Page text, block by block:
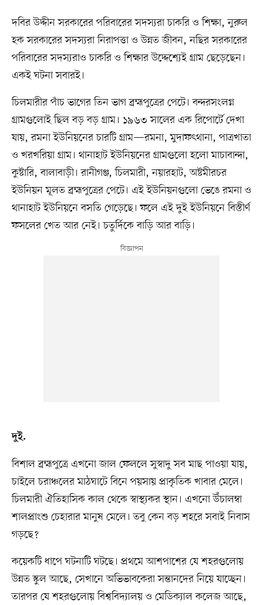
দবির উদ্দীন সরকারের পরিবারের সদস্যরা চাকরি ও শিক্ষা, নুরুল
হক সরকারের সদস্যরা নিরাপত্তা ও উন্নত জীবন, নছির সরকারের
পরিবারের সদস্যরাও চাকরি ও শিক্ষার উদ্দেশ্যেই গ্রাম ছেড়েছেন।
একই ঘটনা সবারই।
চিলমারীর পাঁচ ভাগের তিন ভাগ ব্রহ্মপুত্রের পেটে। বন্দরসংলগ্ন
গ্রামগুলোই ছিল বড় বড় গ্রাম। ১৯৬৩ সালের এক রিপোর্টে দেখা
যায়, রমনা ইউনিয়নের চারটি গ্রাম—রমনা, মুদাফৎথানা, পাত্রখাতা
ও খরখরিয়া গ্রাম। থানাহাট ইউনিয়নের গ্রামগুলো হলো মাচাবান্দা,
কুষ্টারি, বালাবাড়ী। রানীগঞ্জ, চিলমারী, নয়ারহাট, অষ্টমীরচর
ইউনিয়ন মূলত ব্রহ্মপুত্রের পেটে। এই ইউনিয়নগুলো ভেঙে রমনা ও
থানাহাট ইউনিয়নে বসতি গেড়েছে। ফলে এই দুই ইউনিয়নে বিস্তীর্ণ
ফসলের খেত আর নেই। চতুর্দিকে বাড়ি আর বাড়ি।
দুই.
বিশাল ব্রহ্মপুত্রে এখনো জাল ফেললে সুস্বাদু সব মাছ পাওয়া যায়,
চাইলে চরাঞ্চলের মাঠঘাটে বিনে পয়সায় প্রাকৃতিক খাবার মেলে।
চিলমারী ঐতিহাসিক কাল থেকে স্বাস্থ্যকর স্থান। এখনো উঁচালম্বা
শালপ্রাংশু চেহারার মানুষ মেলে। তবু কেন বড় শহরে সবাই নিবাস
গড়ছে?
কয়েকটি ধাপে ঘটনাটি ঘটছে। প্রথমে আশপাশের যে শহরগুলোয়
উন্নত স্কুল আছে, সেখানে অভিভাবকেরা সন্তানদের নিয়ে যাচ্ছেন।
তারপর যে শহরগুলোয় বিশ্ববিদ্যালয় ও মেডিক্যাল কলেজ আছে,